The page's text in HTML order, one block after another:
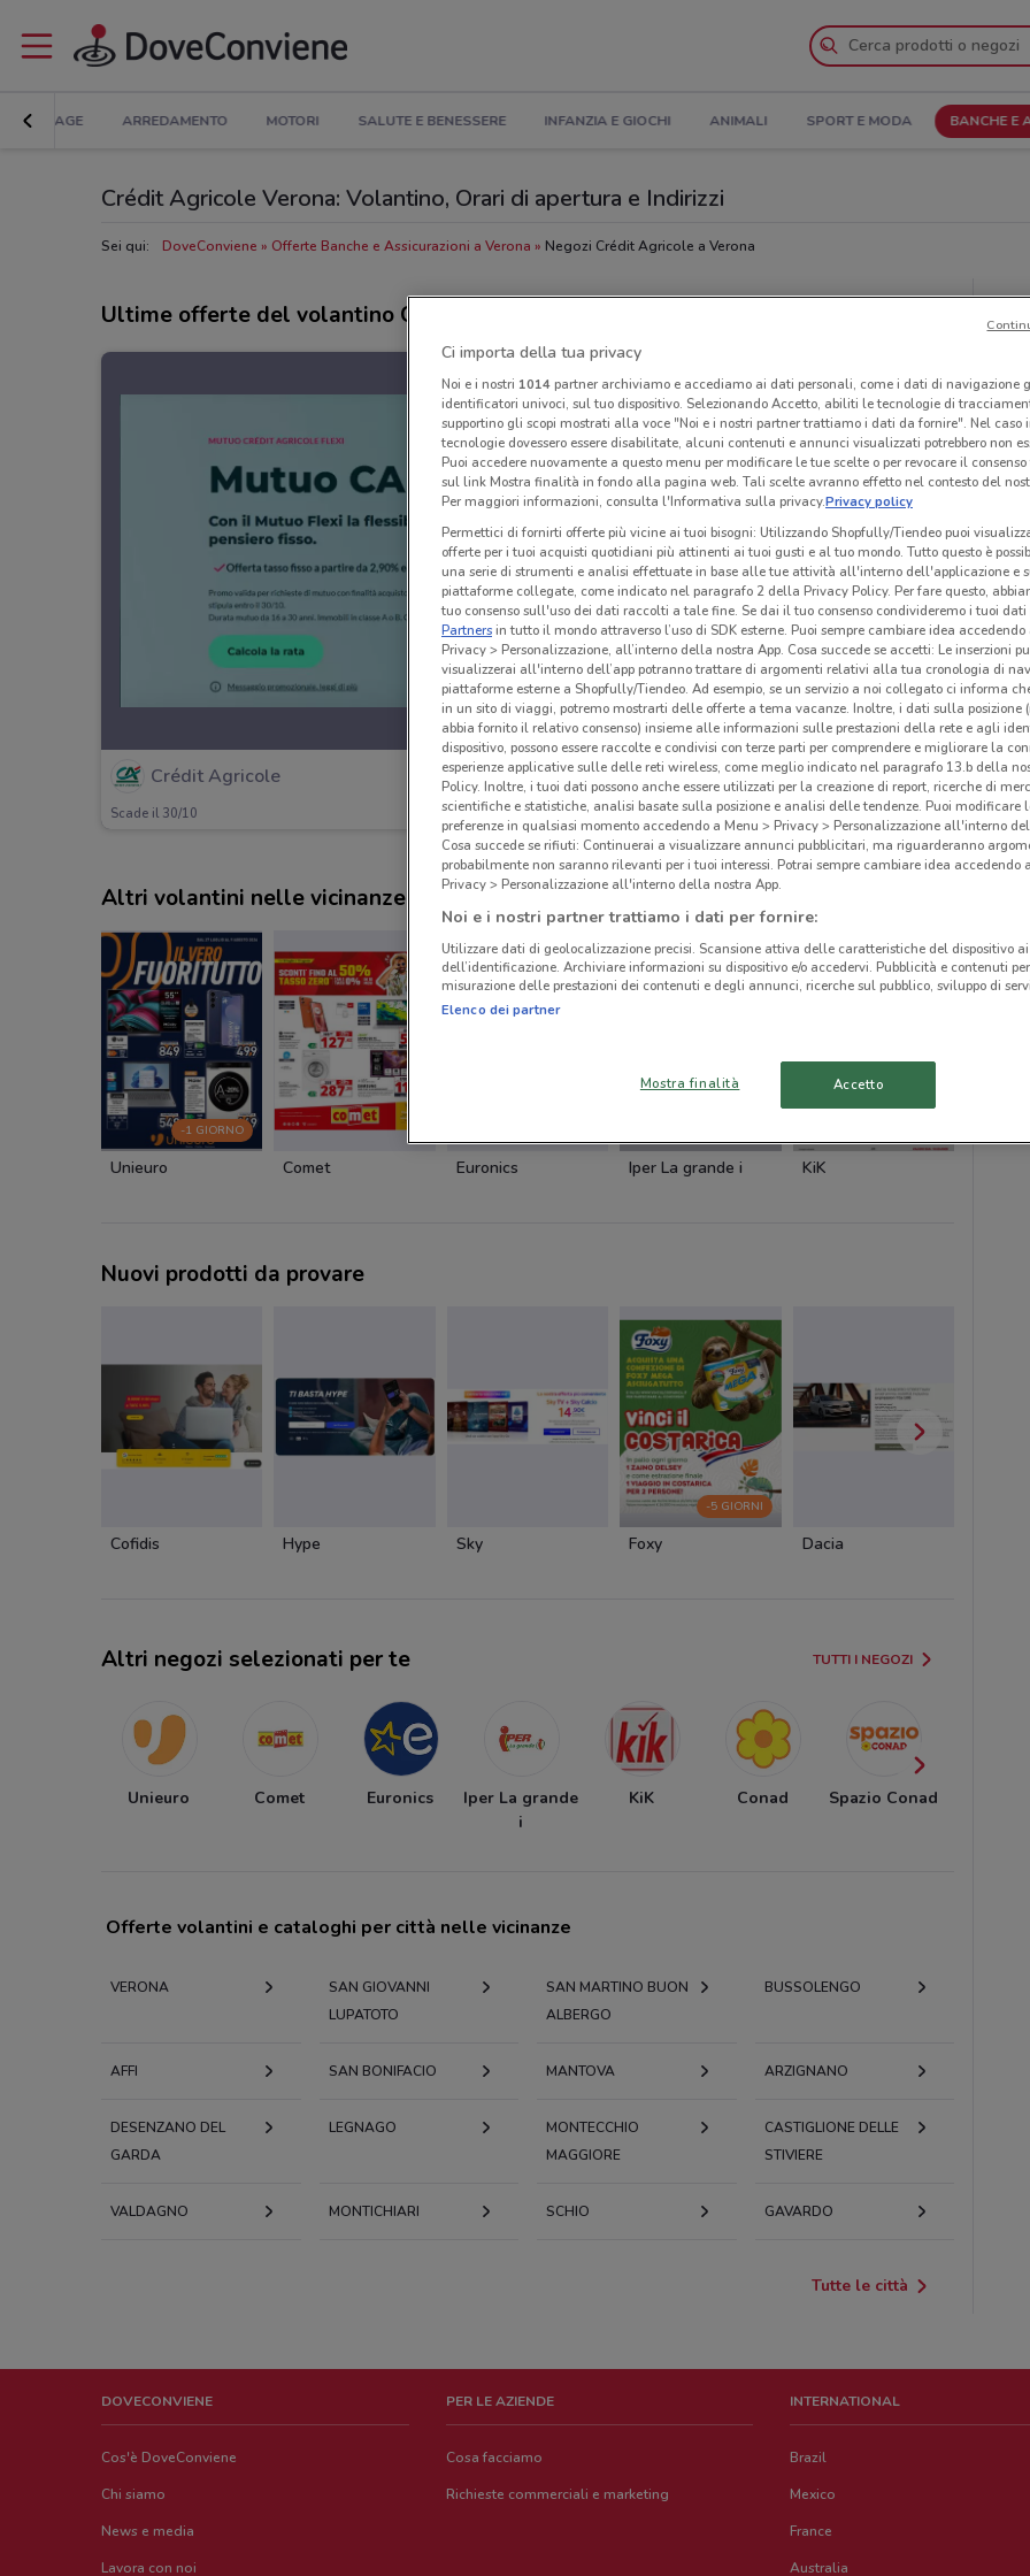
BRICOLAGE ARREDAMENTO MOTORI SALUTE E BENESSERE INFANZIA E GIOCHI ANIMALI SPORT E MODA BANCHE E
Crédit Agricole Verona: Volantino, Orari di apertura e Indirizzi
Sei qui: DoveConviene Offerte Banche e Assicurazioni a Verona Negozi Crédit Agricole a Verona
Ultime offerte del volantino Crédit Agricole
Crédit Agricole
Scade il 30/10 855 m
Altri volantini nelle vicinanze
-1 GIORNO
Unieuro Comet Euronics Iper La grande i KiK
Nuovi prodotti da provare
Cofidis Hype Sky
-5 GIORNI
Foxy Dacia
Altri negozi selezionati per te TUTTI I NEGOZI
Unieuro Comet Euronics
Iper La grande
i
KiK Conad Spazio Conad
Offerte volantini e cataloghi per città nelle vicinanze
VERONA
SAN GIOVANNI
LUPATOTO
SAN MARTINO BUON
ALBERGO
BUSSOLENGO
AFFI SAN BONIFACIO MANTOVA ARZIGNANO
DESENZANO DEL
GARDA
LEGNAGO
MONTECCHIO
MAGGIORE
CASTIGLIONE DELLE
STIVIERE
VALDAGNO MONTICHIARI SCHIO GAVARDO
Tutte le città
DOVECONVIENE
Cos'è DoveConviene
Chi siamo
News e media
Lavora con noi
PER LE AZIENDE
Cosa facciamo
Richieste commerciali e marketing
INTERNATIONAL
Brazil
Mexico
France
Australia
Ci importa della tua privacy
Noi e i nostri 1014partner archiviamo e accediamo ai dati personali, come i dati di navigazione
identificatori univoci, sul tuo dispositivo. Selezionando Accetto, abiliti le tecnologie di
supportino gli scopi mostrati alla voce "Noi e i nostri partner trattiamo i dati da fornire". Nel caso
tecnologie dovessero essere disabilitate, alcuni contenuti e annunci visualizzati potrebbero non
Puoi accedere nuovamente a questo menu per modificare le tue scelte o per revocare il
sul link Mostra finalità in fondo alla pagina web. Tali scelte avranno effetto nel contesto del
Per maggiori informazioni, consulta l'Informativa sulla privacy.Privacy policy
Permettici di fornirti offerte più vicine ai tuoi bisogni: Utilizzando Shopfully/Tiendeo puoi
offerte per i tuoi acquisti quotidiani più attinenti ai tuoi gusti e al tuo mondo. Tutto questo è
una serie di strumenti e analisi effettuate in base alle tue attività all'interno dell'applicazione e
piattaforme collegate, come indicato nel paragrafo 2 della Privacy Policy. Per fare questo,
tuo consenso sull'uso dei dati raccolti a tale fine. Se dai il tuo consenso condivideremo i tuoi dati
Partnersin tutto il mondo attraverso l’uso di SDK esterne. Puoi sempre cambiare idea accedendo
Privacy > Personalizzazione, all’interno della nostra App. Cosa succede se accetti: Le inserzioni
visualizzerai all'interno dell’app potranno trattare di argomenti relativi alla tua cronologia di
piattaforme esterne a Shopfully/Tiendeo. Ad esempio, se un servizio a noi collegato ci informa
in un sito di viaggi, potremo mostrarti delle offerte a tema vacanze. Inoltre, i dati sulla posizione
abbia fornito il relativo consenso) insieme alle informazioni sulle prestazioni della rete e agli
dispositivo, possono essere raccolte e condivisi con terze parti per comprendere e migliorare la
esperienze applicative sulle delle reti wireless, come meglio indicato nel paragrafo 13.b della
Policy. Inoltre, i tuoi dati possono anche essere utilizzati per la creazione di report, ricerche di
scientifiche e statistiche, analisi basate sulla posizione e analisi delle tendenze. Puoi modificare
preferenze in qualsiasi momento accedendo a Menu > Privacy > Personalizzazione all'interno
Cosa succede se rifiuti: Continuerai a visualizzare annunci pubblicitari, ma riguarderanno
probabilmente non saranno rilevanti per i tuoi interessi. Potrai sempre cambiare idea accedendo
Privacy > Personalizzazione all'interno della nostra App.
Noi e i nostri partner trattiamo i dati per fornire:
Utilizzare dati di geolocalizzazione precisi. Scansione attiva delle caratteristiche del dispositivo
dell’identificazione. Archiviare informazioni su dispositivo e/o accedervi. Pubblicità e contenuti
misurazione delle prestazioni dei contenuti e degli annunci, ricerche sul pubblico, sviluppo di
Elenco dei partner
Mostra finalità Accetto